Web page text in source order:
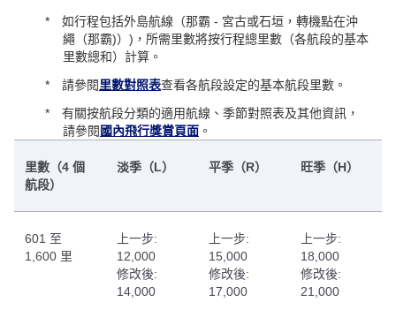
如行程包括外島航線（那霸 - 宮古或石垣，轉機點在沖
繩（那霸)）)，所需里數將按行程總里數（各航段的基本
里數總和）計算。
請參閱里數對照表查看各航段設定的基本航段里數。
有關按航段分類的適用航線、季節對照表及其他資訊，
請參閱 國內飛行獎賞頁面 。
里數（4 個
航段）
淡季（L） 平季（R） 旺季（H）
601 至
1,600 里
上一步:
12,000
修改後:
14,000
上一步:
15,000
修改後:
17,000
上一步:
18,000
修改後:
21,000